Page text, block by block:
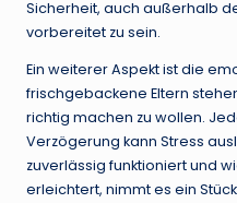
Sicherheit, auch außerhalb
vorbereitet zu sein.
Ein weiterer Aspekt ist die
frischgebackene Eltern
richtig machen zu wollen.
Verzögerung kann Stress
zuverlässig funktioniert und
erleichtert, nimmt es ein